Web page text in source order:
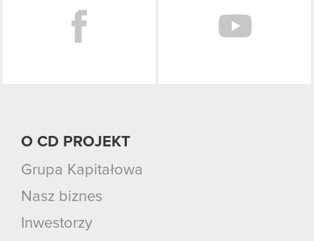
O CD PROJEKT
Grupa Kapitałowa
Nasz biznes
Inwestorzy